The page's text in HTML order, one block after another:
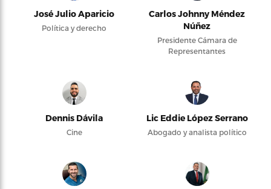
José Julio Aparicio
Política y derecho
Carlos Johnny Méndez
Núñez
Presidente Cámara de
Representantes
Dennis Dávila
Cine
Lic Eddie López Serrano
Abogado y analista político